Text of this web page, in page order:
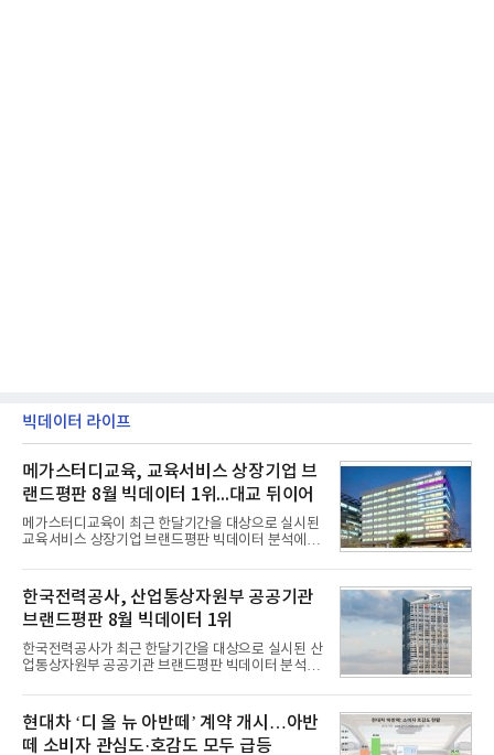
빅데이터 라이프
메가스터디교육, 교육서비스 상장기업 브
랜드평판 8월 빅데이터 1위...대교 뒤이어
메가스터디교육이 최근 한달기간을 대상으로 실시된
교육서비스 상장기업 브랜드평판 빅데이터 분석에서
일 한국기업평판연구소(소장 구창환)는 국내 교육서
비스 상장기업 브랜드를 대상으로 지난 7월 7일부터
8월 7일까지 수집된 소비자 빅데이터 10,074,233건
을 분석한 결과, 메가스터디교육이 브랜드평판지수
1,710,926을 기록하며 8월 1위에 올랐다고 밝혔다.
분석에 활용된 빅데이터는 지난 7월(9,491,206건) 대
비 6.14% 증가한 수치로, 교육서비스 상장기업 브랜
디교육, 대교, 디지
한국전력공사, 산업통상자원부 공공기관
브랜드평판 8월 빅데이터 1위
한국전력공사가 최근 한달기간을 대상으로 실시된 산
업통상자원부 공공기관 브랜드평판 빅데이터 분석에
이 순으로 뒤를 이었다.7일 한국기업평판연구소(소장
구창환)는 산업통상자원부 공공기관 41개 브랜드를
대상으로 지난 7월 7일부터 8월 7일까지 수집된 소비
자 빅데이터 91,102,549건을 분석한 결과, 한국전력
현대차 ‘디 올 뉴 아반떼’ 계약 개시…아반
떼 소비자 관심도·호감도 모두 급등